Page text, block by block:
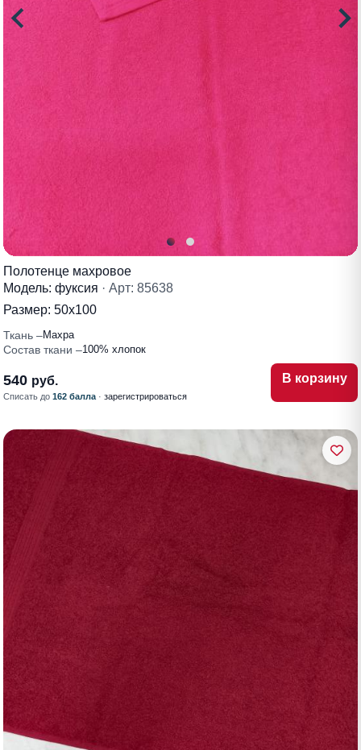
Полотенце махровое
Модель: фуксия · Арт: 85638
Размер: 50х100
Ткань Махра
Состав ткани 100% хлопок
540 руб.
Списать до 162 балла· зарегистрироваться
В корзину